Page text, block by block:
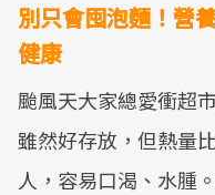
別只會囤泡麵！營
健康
颱風天大家總愛衝超
雖然好存放，但熱量
人，容易口渴、水腫